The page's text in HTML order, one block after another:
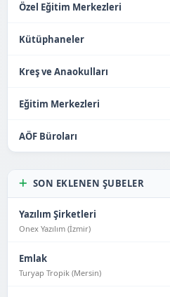
Özel Eğitim Merkezleri
Kütüphaneler
Kreş ve Anaokulları
Eğitim Merkezleri
AÖF Büroları
SON EKLENEN ŞUBELER
Yazılım Şirketleri
Onex Yazılım (İzmir)
Emlak
Turyap Tropik (Mersin)